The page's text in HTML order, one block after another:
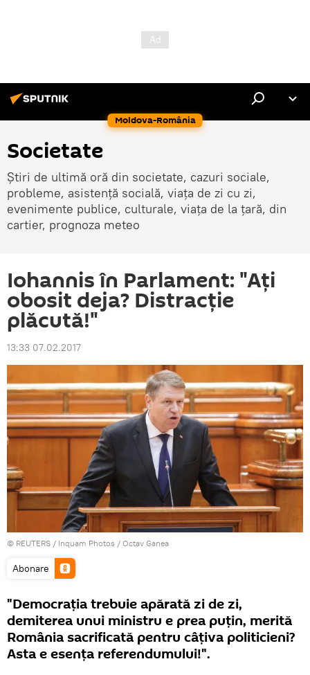
Moldova-România
Societate
Știri de ultimă oră din societate, cazuri sociale,
probleme, asistență socială, viața de zi cu zi,
evenimente publice, culturale, viața de la țară, din
cartier, prognoza meteo
Iohannis în Parlament: "Ați
obosit deja? Distracție
plăcută!"
13:33 07.02.2017
© REUTERS / Inquam Photos / Octav Ganea
Abonare
"Democrația trebuie apărată zi de zi,
demiterea unui ministru e prea puțin, merită
România sacrificată pentru câțiva politicieni?
Asta e esența referendumului!".